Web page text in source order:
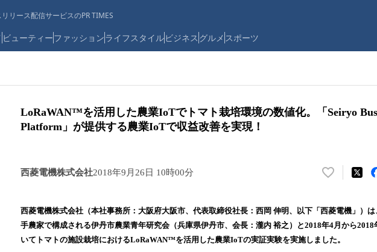
リース配信サービスのPR TIMES
ビューティーファッションライフスタイルビジネス グルメ スポーツ
LoRaWAN™を活用した農業IoTでトマト栽培環境の数値化。「Seiryo
Platform」が提供する農業IoTで収益改善を実現！
西菱電機株式会社2018年9月26日 10時00分
い
！
数
を
西菱電機株式会社（本社事務所：大阪府大阪市、代表取締役社長：西岡 伸明、以下「西菱電機」）
手農家で構成される伊丹市農業青年研究会（兵庫県伊丹市、会長：瀧内 裕之）と2018年4月から
いてトマトの施設栽培におけるLoRaWAN™を活用した農業IoTの実証実験を実施しました。